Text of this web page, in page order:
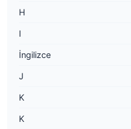
H
I
İngilizce
J
K
K